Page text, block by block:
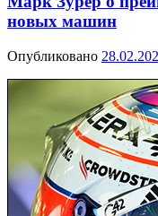
новых машин
Опубликовано